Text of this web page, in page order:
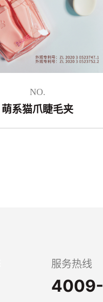
NO.
萌系猫爪睫毛夹
服务热线